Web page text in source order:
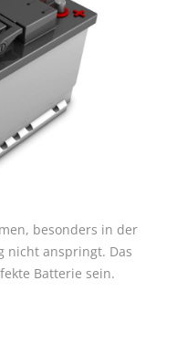
besonders in der
nicht anspringt. Das
Batterie sein.